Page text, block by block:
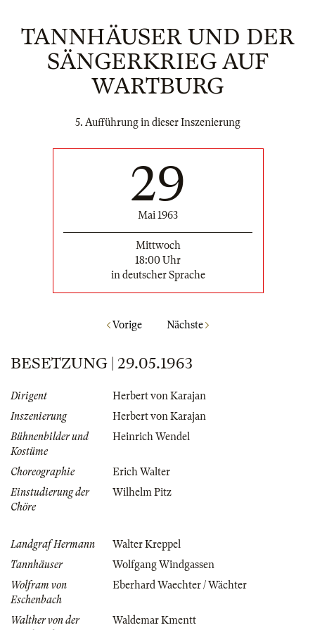
TANNHÄUSER UND DER
SÄNGERKRIEG AUF
WARTBURG
5. Aufführung in dieser Inszenierung
29
Mai 1963
Mittwoch
18:00 Uhr
in deutscher Sprache
Vorige Nächste
BESETZUNG | 29.05.1963
Dirigent
Herbert von Karajan
Inszenierung
Herbert von Karajan
Bühnenbilder und
Kostüme
Heinrich Wendel
Choreographie
Erich Walter
Einstudierung der
Chöre
Wilhelm Pitz
Landgraf Hermann
Walter Kreppel
Tannhäuser
Wolfgang Windgassen
Wolfram von
Eschenbach
Eberhard Waechter / Wächter
Walther von der
Waldemar Kmentt